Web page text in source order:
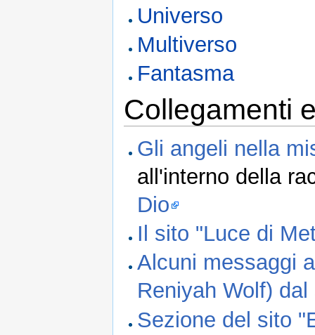
Universo
Multiverso
Fantasma
Collegamenti
Gli angeli nella
all'interno della
Dio
Il sito "Luce di
Alcuni messaggi
Reniyah Wolf)
Sezione del sito